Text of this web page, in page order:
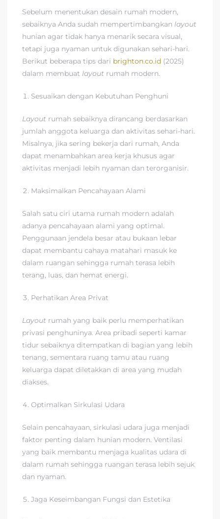
Sebelum menentukan desain rumah modern,
sebaiknya Anda sudah mempertimbangkan layout
hunian agar tidak hanya menarik secara visual,
tetapi juga nyaman untuk digunakan sehari-hari.
Berikut beberapa tips dari brighton.co.id (2025)
dalam membuat layout rumah modern.
Sesuaikan dengan Kebutuhan Penghuni
Layout rumah sebaiknya dirancang berdasarkan
jumlah anggota keluarga dan aktivitas sehari-hari.
Misalnya, jika sering bekerja dari rumah, Anda
dapat menambahkan area kerja khusus agar
aktivitas menjadi lebih nyaman dan terorganisir.
Maksimalkan Pencahayaan Alami
Salah satu ciri utama rumah modern adalah
adanya pencahayaan alami yang optimal.
Penggunaan jendela besar atau bukaan lebar
dapat membantu cahaya matahari masuk ke
dalam ruangan sehingga rumah terasa lebih
terang, luas, dan hemat energi.
Perhatikan Area Privat
Layout rumah yang baik perlu memperhatikan
privasi penghuninya. Area pribadi seperti kamar
tidur sebaiknya ditempatkan di bagian yang lebih
tenang, sementara ruang tamu atau ruang
keluarga dapat diletakkan di area yang mudah
diakses.
Optimalkan Sirkulasi Udara
Selain pencahayaan, sirkulasi udara juga menjadi
faktor penting dalam hunian modern. Ventilasi
yang baik membantu menjaga kualitas udara di
dalam rumah sehingga ruangan terasa lebih sejuk
dan nyaman.
Jaga Keseimbangan Fungsi dan Estetika